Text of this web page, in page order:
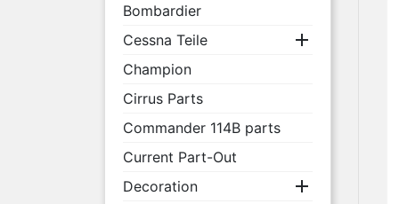
Bombardier
Cessna Teile

Champion
Cirrus Parts
Commander 114B parts
Current Part-Out
Decoration
